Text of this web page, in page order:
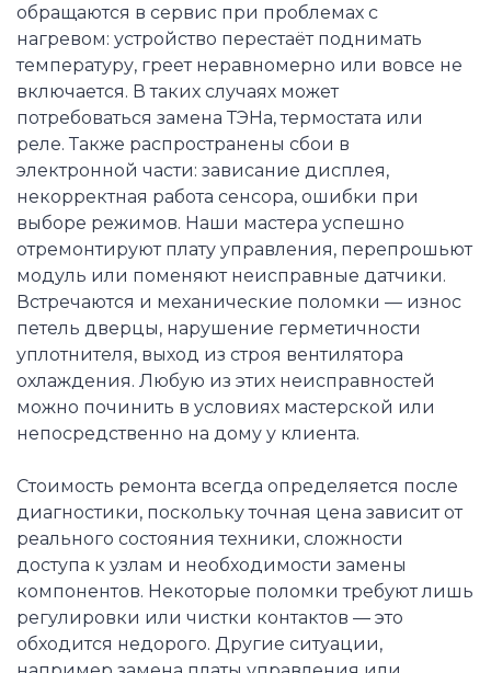
обращаются в сервис при проблемах с
нагревом: устройство перестаёт поднимать
температуру, греет неравномерно или вовсе не
включается. В таких случаях может
потребоваться замена ТЭНа, термостата или
реле. Также распространены сбои в
электронной части: зависание дисплея,
некорректная работа сенсора, ошибки при
выборе режимов. Наши мастера успешно
отремонтируют плату управления, перепрошьют
модуль или поменяют неисправные датчики.
Встречаются и механические поломки — износ
петель дверцы, нарушение герметичности
уплотнителя, выход из строя вентилятора
охлаждения. Любую из этих неисправностей
можно починить в условиях мастерской или
непосредственно на дому у клиента.
Стоимость ремонта всегда определяется после
диагностики, поскольку точная цена зависит от
реального состояния техники, сложности
доступа к узлам и необходимости замены
компонентов. Некоторые поломки требуют лишь
регулировки или чистки контактов — это
обходится недорого. Другие ситуации,